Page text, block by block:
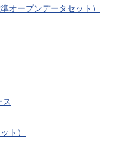
オープンデータセット）
ス
ト）